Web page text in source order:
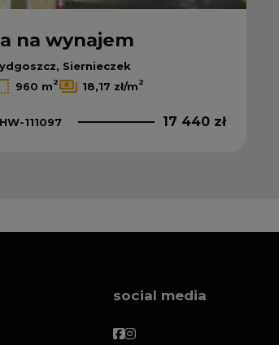
na wynajem
Siernieczek
960 m2 18,17 zł/m2
111097 17 440 zł
social media
Facebook
Facebook